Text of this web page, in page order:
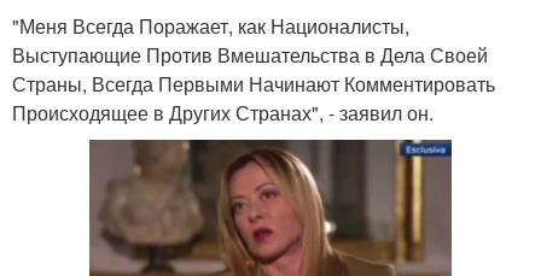
"Меня Всегда Поражает, как Националисты,
Выступающие Против Вмешательства в Дела Своей
Страны, Всегда Первыми Начинают Комментировать
Происходящее в Других Странах", - заявил он.